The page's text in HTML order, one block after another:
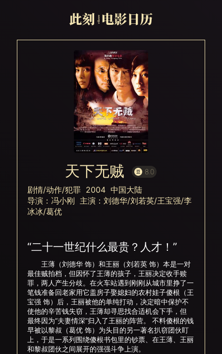
天下无贼 8.0
剧情/动作/犯罪 2004 中国大陆
导演：冯小刚 主演：刘德华/刘若英/王宝强/李
冰冰/葛优
“二十一世纪什么最贵？人才！”
王薄（刘德华 饰）和王丽（刘若英 饰）本是一对
最佳贼拍档，但因怀了王薄的孩子，王丽决定收手赎
罪，两人产生分歧。在火车站遇到刚刚从城市里挣了一
笔钱准备回老家用它盖房子娶媳妇的农村娃子傻根（王
宝强 饰）后，王丽被他的单纯打动，决定暗中保护不
使他的辛苦钱失窃，王薄却寻思找合适机会下手，但
最终因为“夫妻情深”归入了王丽的阵营。 不料傻根的钱
早被以黎叔（葛优 饰）为头目的另一著名扒窃团伙盯
上，于是一系列围绕傻根书包里的钞票、在王薄、王丽
和黎叔团伙之间展开的强强斗争上演。